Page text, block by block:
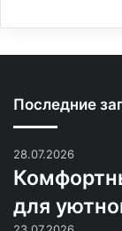
Последние
28.07.2026
для